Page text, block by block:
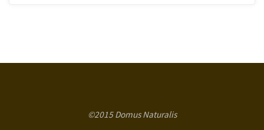
©2015 Domus Naturalis